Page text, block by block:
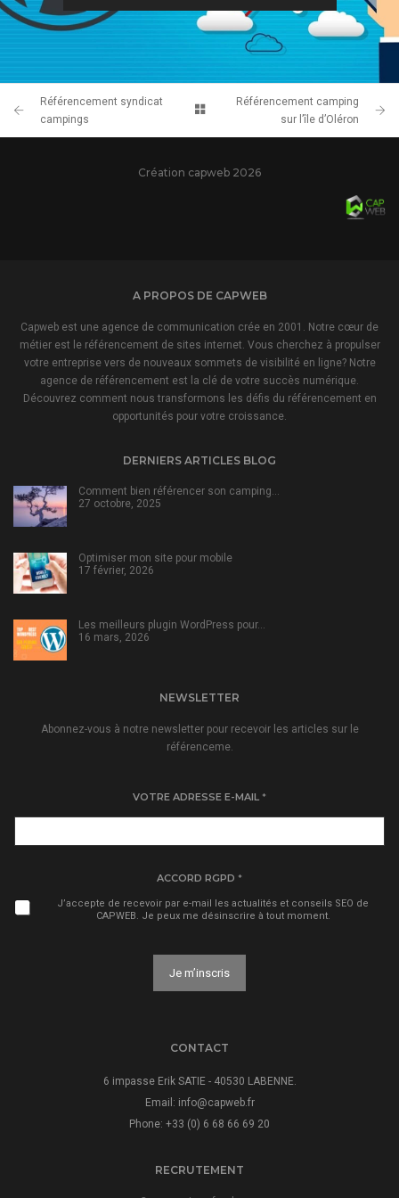
Référencement syndicat
campings
Référencement camping
sur l’île d’Oléron
Création capweb 2026
A PROPOS DE CAPWEB
Capweb est une agence de communication crée en 2001. Notre cœur de
métier est le référencement de sites internet. Vous cherchez à propulser
votre entreprise vers de nouveaux sommets de visibilité en ligne? Notre
agence de référencement est la clé de votre succès numérique.
Découvrez comment nous transformons les défis du référencement en
opportunités pour votre croissance.
DERNIERS ARTICLES BLOG
Comment bien référencer son camping…
27 octobre, 2025
Optimiser mon site pour mobile
17 février, 2026
Les meilleurs plugin WordPress pour…
16 mars, 2026
NEWSLETTER
Abonnez-vous à notre newsletter pour recevoir les articles sur le
référenceme.
VOTRE ADRESSE E-MAIL *
ACCORD RGPD *
J’accepte de recevoir par e-mail les actualités et conseils SEO de
CAPWEB. Je peux me désinscrire à tout moment.
Je m’inscris
e
a
CONTACT
6 impasse Erik SATIE - 40530 LABENNE.
Email: info@capweb.fr
Phone: +33 (0) 6 68 66 69 20
RECRUTEMENT